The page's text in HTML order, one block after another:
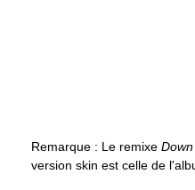
Remarque : Le remixe
version skin est celle de